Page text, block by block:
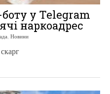
у Telegram
наркоадрес
Новини